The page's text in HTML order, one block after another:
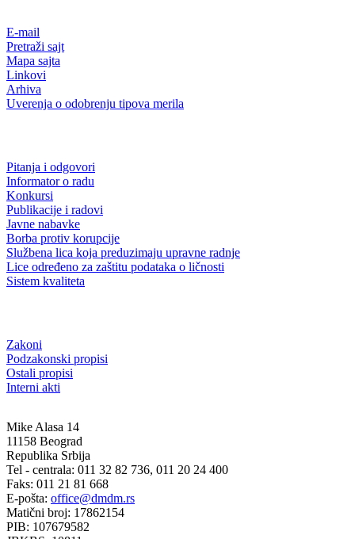
E-mail
Pretraži sajt
Mapa sajta
Linkovi
Arhiva
Uverenja o odobrenju tipova merila
Pitanja i odgovori
Informator o radu
Konkursi
Publikacije i radovi
Javne nabavke
Borba protiv korupcije
Službena lica koja preduzimaju upravne radnje
Lice određeno za zaštitu podataka o ličnosti
Sistem kvaliteta
Zakoni
Podzakonski propisi
Ostali propisi
Interni akti
Mike Alasa 14
11158 Beograd
Republika Srbija
Tel - centrala: 011 32 82 736, 011 20 24 400
Faks: 011 21 81 668
E-pošta: office@dmdm.rs
Matični broj: 17862154
PIB: 107679582